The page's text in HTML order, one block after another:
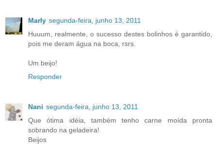
Marly segunda-feira, junho 13, 2011
Huuum, realmente, o sucesso destes bolinhos é garantido,
pois me deram água na boca, rsrs.
Um beijo!
Responder
Nani segunda-feira, junho 13, 2011
Que ótima idéia, também tenho carne moída pronta
sobrando na geladeira!
Beijos